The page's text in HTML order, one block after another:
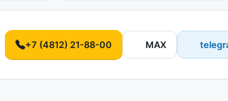
+7 (4812) 21-88-00 MAX